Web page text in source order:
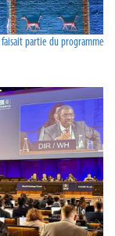
partie du programme